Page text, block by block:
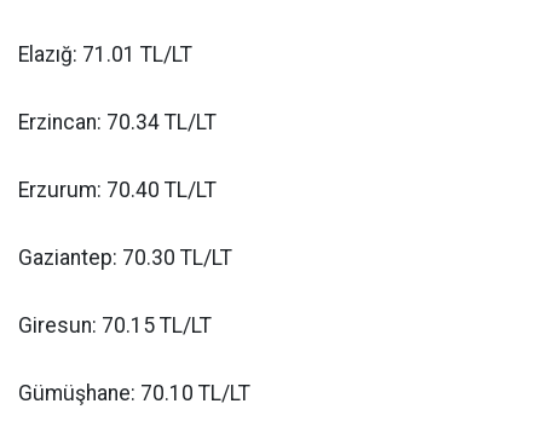
Elazığ: 71.01 TL/LT
Erzincan: 70.34 TL/LT
Erzurum: 70.40 TL/LT
Gaziantep: 70.30 TL/LT
Giresun: 70.15 TL/LT
Gümüşhane: 70.10 TL/LT